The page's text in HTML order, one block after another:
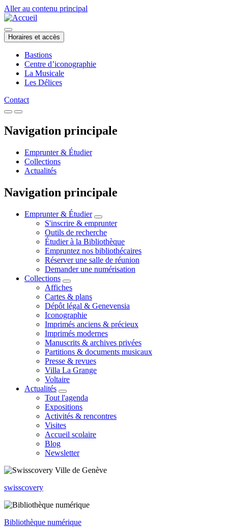
Aller au contenu principal
Horaires et accès
Bastions
Centre d’iconographie
La Musicale
Les Délices
Contact
Navigation principale
Emprunter & Étudier
Collections
Actualités
Navigation principale
Emprunter & Étudier
S'inscrire & emprunter
Outils de recherche
Étudier à la Bibliothèque
Empruntez nos bibliothécaires
Réserver une salle de réunion
Demander une numérisation
Collections
Affiches
Cartes & plans
Dépôt légal & Genevensia
Iconographie
Imprimés anciens & précieux
Imprimés modernes
Manuscrits & archives privées
Partitions & documents musicaux
Presse & revues
Villa La Grange
Voltaire
Actualités
Tout l'agenda
Expositions
Activités & rencontres
Visites
Accueil scolaire
Blog
Newsletter
swisscovery
Bibliothèque numérique